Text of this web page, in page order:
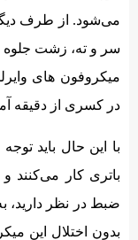
می‌شود. از طرف
سر و ته، زشت جلوه
میکروفون های
در کسری از دقیقه
با این حال باید
باتری کار می‌کنند
ضبط در نظر دارید،
بدون اختلال این